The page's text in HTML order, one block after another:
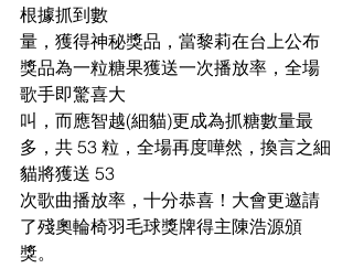
根據抓到數
量，獲得神秘獎品，當黎莉在台上公布
獎品為一粒糖果獲送一次播放率，全場
歌手即驚喜大
叫，而應智越(細貓)更成為抓糖數量最
多，共 53 粒，全場再度嘩然，換言之細
貓將獲送 53
次歌曲播放率，十分恭喜！大會更邀請
了殘奧輪椅羽毛球獎牌得主陳浩源頒
獎。